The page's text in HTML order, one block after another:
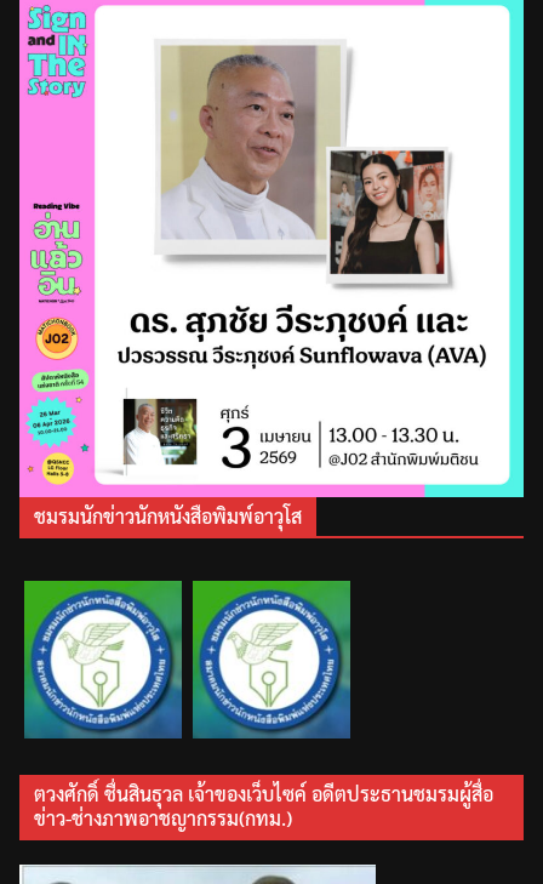
ชมรมนักข่าวนักหนังสือพิมพ์อาวุโส
ตวงศักดิ์ ชื่นสินธุวล เจ้าของเว็บไซค์ อดีตประธานชมรมผู้สื่อ
ข่าว-ช่างภาพอาชญากรรม(กทม.)